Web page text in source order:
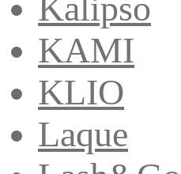
Kalipso
KAMI
KLIO
Laque